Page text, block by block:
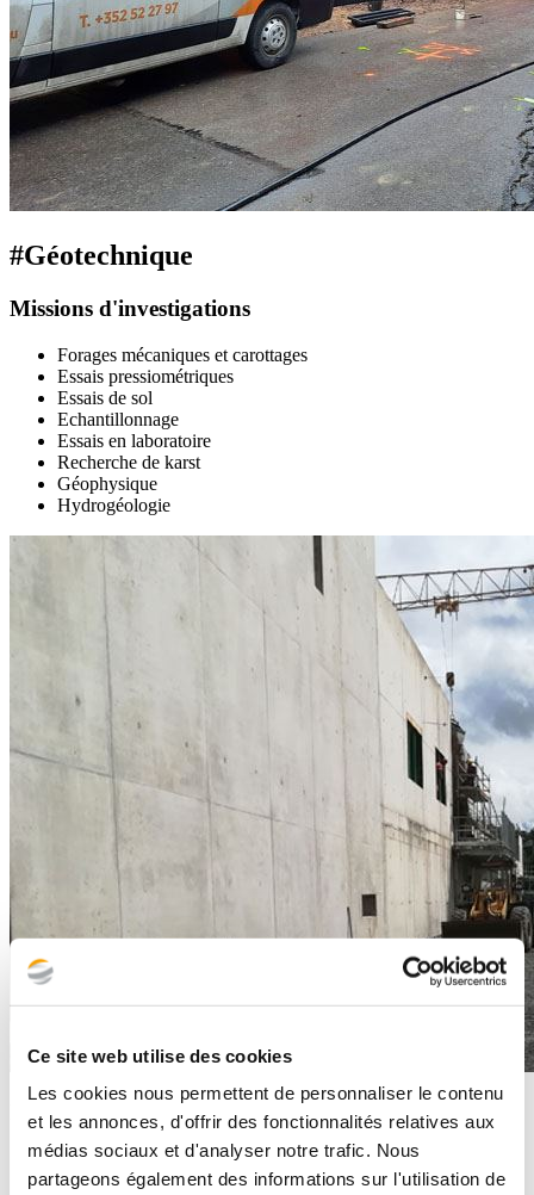
Ce site web utilise des cookies
Les cookies nous permettent de personnaliser le contenu
et les annonces, d'offrir des fonctionnalités relatives aux
médias sociaux et d'analyser notre trafic. Nous
partageons également des informations sur l'utilisation de
#Géotechnique
Missions d'investigations
Forages mécaniques et carottages
Essais pressiométriques
Essais de sol
Echantillonnage
Essais en laboratoire
Recherche de karst
Géophysique
Hydrogéologie
Ingénierie & Conception
Dimensionnement de fondations: fondations superficielles,
semi-profondes et mixtes; radiers; fondations profondes